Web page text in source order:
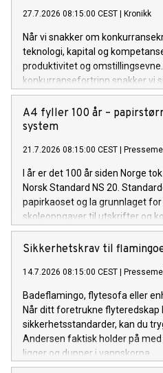
27.7.2026 08:15:00 CEST Kronikk
Når vi snakker om
teknologi, kapital og
produktivitet og
konkurransefortrinn snakker vi
enige.
A4 fyller 100 år –
system
21.7.2026 08:15:00 CEST
I år er det 100 år siden Norge
Norsk Standard NS 20.
papirkaoset og la grunnlaget
skoleoppgaver til utskrifter og
var en liten revolusjon på
Sikkerhetskrav til
14.7.2026 08:15:00 CEST
Badeflamingo, flytesofa eller
Når ditt foretrukne flyteredskap
sikkerhetsstandarder, kan du
Andersen faktisk holder på
ligger og dupper i vannskorpa.